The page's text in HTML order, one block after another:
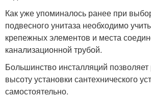
Как уже упоминалось ранее при
подвесного унитаза необходимо
крепежных элементов и места
канализационной трубой.
Большинство инсталляций позволяет
высоту установки сантехнического
самостоятельно.